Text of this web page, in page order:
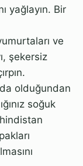
yağlayın. Bir
ve
şekersiz
olduğundan
soğuk